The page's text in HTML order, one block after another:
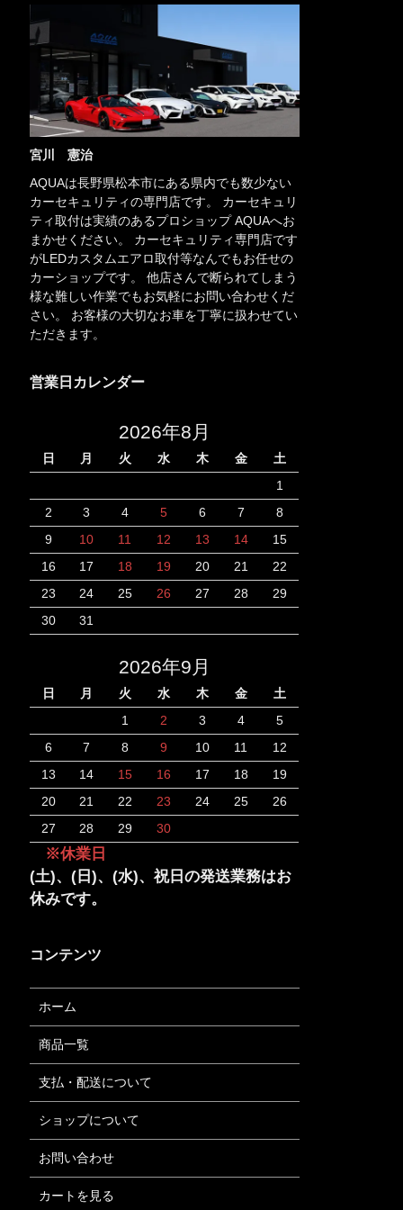
宮川 憲治
AQUAは長野県松本市にある県内でも数少ない
カーセキュリティの専門店です。 カーセキュリ
ティ取付は実績のあるプロショップ AQUAへお
まかせください。 カーセキュリティ専門店です
がLEDカスタムエアロ取付等なんでもお任せの
カーショップです。 他店さんで断られてしまう
様な難しい作業でもお気軽にお問い合わせくだ
さい。 お客様の大切なお車を丁寧に扱わせてい
ただきます。
営業日カレンダー
2026年8月
日 月 火 水 木 金
土
1
2
3 4 5 6 7
8
9
10 11 12 13 14
15
16
17 18 19 20 21
22
23
24 25 26 27 28
29
30
31
2026年9月
日 月 火 水 木 金
土
1
2 3 4
5
6
7 8 9 10 11
12
13
14 15 16 17 18
19
20
21 22 23 24 25
26
27
28 29 30
※休業日
(土)、(日)、(水)、祝日の発送業務はお
休みです。
コンテンツ
ホーム
商品一覧
支払・配送について
ショップについて
お問い合わせ
カートを見る